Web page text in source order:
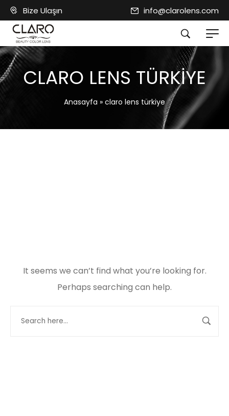
Bize Ulaşın info@clarolens.com
CLARO LENS TÜRKIYE
Anasayfa » claro lens türkiye
It seems we can’t find what you’re looking for.
Perhaps searching can help.